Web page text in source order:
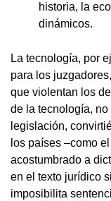
historia, la
dinámicos.
La tecnología, por
para los
que violentan los
de la tecnología,
legislación,
los países –como
acostumbrado a
en el texto jurídico
imposibilita